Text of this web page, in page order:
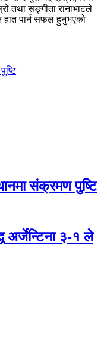
तथा सङ्गीता रानाभाटले
हात पार्न सफल हुनुभएको
संक्रमण पुष्टि
अर्जेन्टिना ३-१ ले